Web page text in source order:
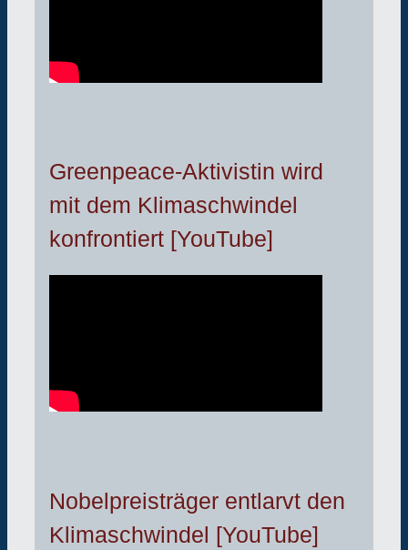
Greenpeace-Aktivistin wird
mit dem Klimaschwindel
konfrontiert [YouTube]
Nobelpreisträger entlarvt den
Klimaschwindel [YouTube]